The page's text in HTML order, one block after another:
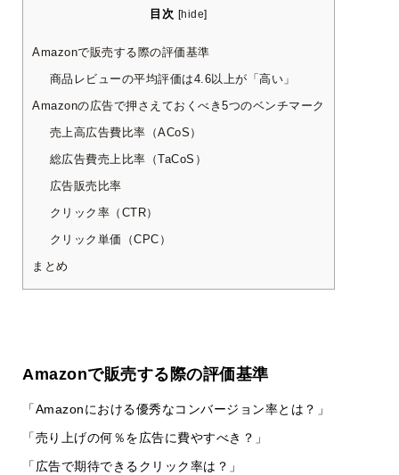
目次 [hide]
Amazonで販売する際の評価基準
商品レビューの平均評価は4.6以上が「高い」
Amazonの広告で押さえておくべき5つのベンチマーク
売上高広告費比率（ACoS）
総広告費売上比率（TaCoS）
広告販売比率
クリック率（CTR）
クリック単価（CPC）
まとめ
Amazonで販売する際の評価基準
「Amazonにおける優秀なコンバージョン率とは？」
「売り上げの何％を広告に費やすべき？」
「広告で期待できるクリック率は？」